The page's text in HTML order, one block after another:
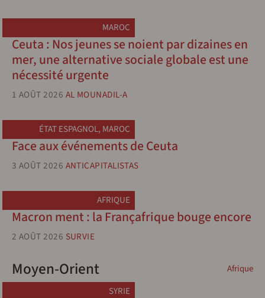
MAROC
Ceuta : Nos jeunes se noient par dizaines en
mer, une alternative sociale globale est une
nécessité urgente
1 AOÛT 2026 AL MOUNADIL-A
ÉTAT ESPAGNOL, MAROC
Face aux événements de Ceuta
3 AOÛT 2026 ANTICAPITALISTAS
AFRIQUE
Macron ment : la Françafrique bouge encore
2 AOÛT 2026 SURVIE
Afrique
Moyen-Orient
SYRIE